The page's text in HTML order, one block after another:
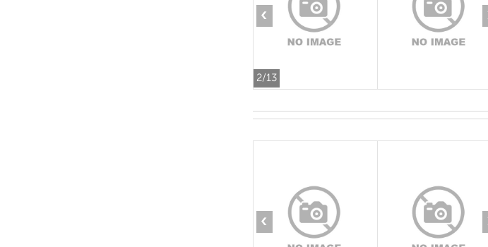
2/13
‹
‹